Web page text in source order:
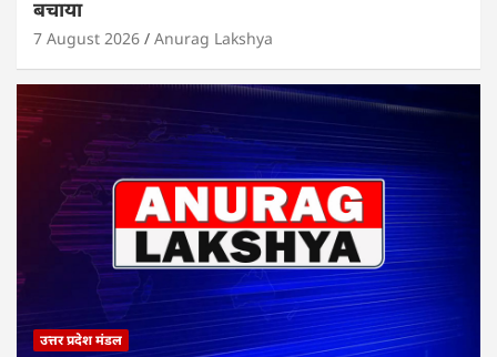
बचाया
7 August 2026 Anurag Lakshya
उत्तर प्रदेश मंडल